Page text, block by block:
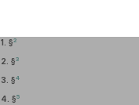
1. §2
2. §3
3. §4
4. §5